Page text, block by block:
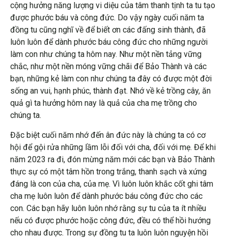
cộng hưởng năng lượng vi diệu của tâm thanh tịnh ta tu tạo
được phước báu và công đức. Do vậy ngày cuối năm ta
đồng tu cũng nghĩ về để biết ơn các đấng sinh thành, đã
luôn luôn để dành phước báu công đức cho những người
làm con như chúng ta hôm nay. Như một nền tảng vững
chắc, như một nền móng vững chãi để Bảo Thành và các
bạn, những kẻ làm con như chúng ta đây có được một đời
sống an vui, hạnh phúc, thành đạt. Nhớ về kẻ trồng cây, ăn
quả gì ta hưởng hôm nay là quả của cha mẹ trồng cho
chúng ta.
Đặc biệt cuối năm nhớ đến ân đức này là chúng ta có cơ
hội để gội rửa những lầm lỗi đối với cha, đối với mẹ. Để khi
năm 2023 ra đi, đón mừng năm mới các bạn và Bảo Thành
thực sự có một tâm hồn trong trắng, thanh sạch và xứng
đáng là con của cha, của mẹ. Vì luôn luôn khắc cốt ghi tâm
cha mẹ luôn luôn để dành phước báu công đức cho các
con. Các bạn hãy luôn luôn nhớ rằng sự tu của ta ít nhiều
nếu có được phước hoặc công đức, đều có thể hồi hướng
cho nhau được. Trong sự đồng tu ta luôn luôn nguyện hồi